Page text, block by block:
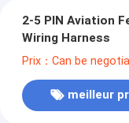
2-5 PIN Aviation
Wiring Harness
Prix：Can be
meilleur